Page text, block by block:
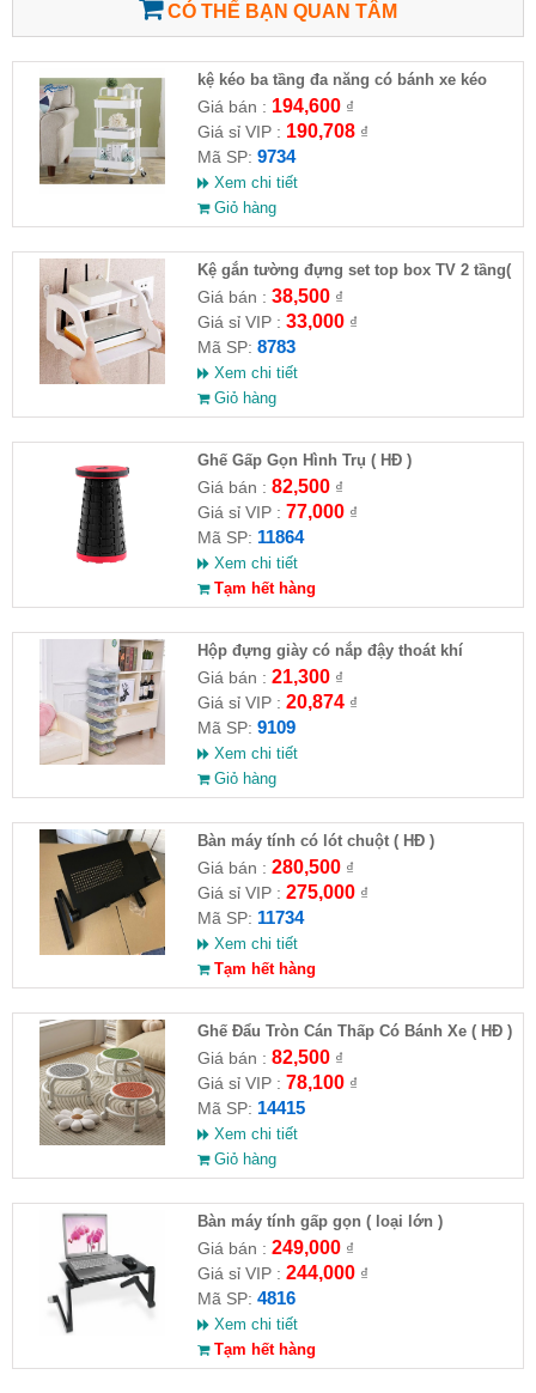
CÓ THỂ BẠN QUAN TÂM
kệ kéo ba tầng đa năng có bánh xe kéo
Giá bán : 194,600₫
Giá sỉ VIP : 190,708₫
Mã SP: 9734
Xem chi tiết
Giỏ hàng
Kệ gắn tường đựng set top box TV 2 tầng(
HĐ )
Giá bán : 38,500₫
Giá sỉ VIP : 33,000₫
Mã SP: 8783
Xem chi tiết
Giỏ hàng
Ghế Gấp Gọn Hình Trụ ( HĐ )
Giá bán : 82,500₫
Giá sỉ VIP : 77,000₫
Mã SP: 11864
Xem chi tiết
Tạm hết hàng
Hộp đựng giày có nắp đậy thoát khí
Giá bán : 21,300₫
Giá sỉ VIP : 20,874₫
Mã SP: 9109
Xem chi tiết
Giỏ hàng
Bàn máy tính có lót chuột ( HĐ )
Giá bán : 280,500₫
Giá sỉ VIP : 275,000₫
Mã SP: 11734
Xem chi tiết
Tạm hết hàng
Ghế Đẩu Tròn Cán Thấp Có Bánh Xe ( HĐ )
Giá bán : 82,500₫
Giá sỉ VIP : 78,100₫
Mã SP: 14415
Xem chi tiết
Giỏ hàng
Bàn máy tính gấp gọn ( loại lớn )
Giá bán : 249,000₫
Giá sỉ VIP : 244,000₫
Mã SP: 4816
Xem chi tiết
Tạm hết hàng